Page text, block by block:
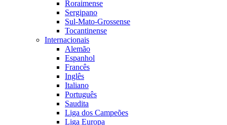
Roraimense
Sergipano
Sul-Mato-Grossense
Tocantinense
Internacionais
Alemão
Espanhol
Francês
Inglês
Italiano
Português
Saudita
Liga dos Campeões
Liga Europa